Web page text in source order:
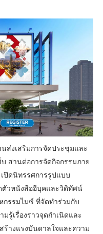
ส่งเสริมการจัดประชุมและ
สานต่อการจัดกิจกรรมภาย
เปิดนิทรรศการรูปแบบ
ตัวหนังสืออีบุคและวิดิทัศน์
รรมไมซ์ ที่จัดทำร่วมกับ
รู้เรื่องราวจุดกำเนิดและ
ร้างแรงบันดาลใจและความ